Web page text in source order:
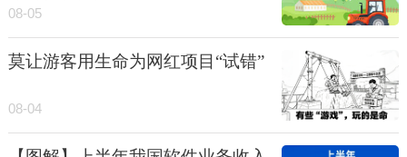
08-05
莫让游客用生命为网红项目“试错”
08-04